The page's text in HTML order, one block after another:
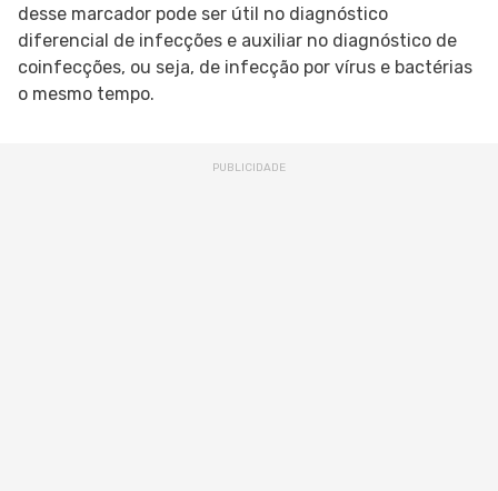
desse marcador pode ser útil no diagnóstico
diferencial de infecções e auxiliar no diagnóstico de
coinfecções, ou seja, de infecção por vírus e bactérias
o mesmo tempo.